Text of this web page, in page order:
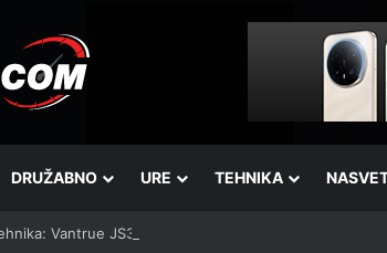
DRUŽABNO URE TEHNIKA
Vantrue JS3